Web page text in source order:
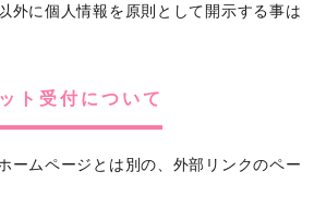
外に個人情報を原則として開示する事は
ト受付について
ームページとは別の、外部リンクのペー